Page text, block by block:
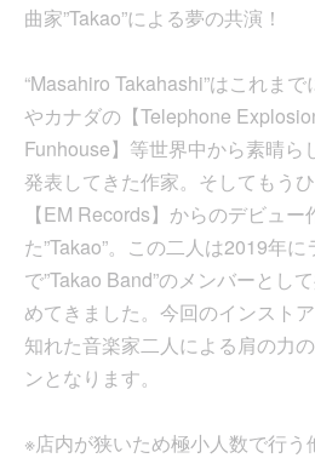
曲家”Takao”による夢の共演！
“Masahiro Takahashi”はこれまで
やカナダの【Telephone
Funhouse】等世界中から素晴ら
発表してきた作家。そしてもう
【EM Records】からのデビュ
た”Takao”。この二人は2019年
で”Takao Band”のメンバーとし
めてきました。今回のインスト
知れた音楽家二人による肩の力
ンとなります。
※店内が狭いため極小人数で行